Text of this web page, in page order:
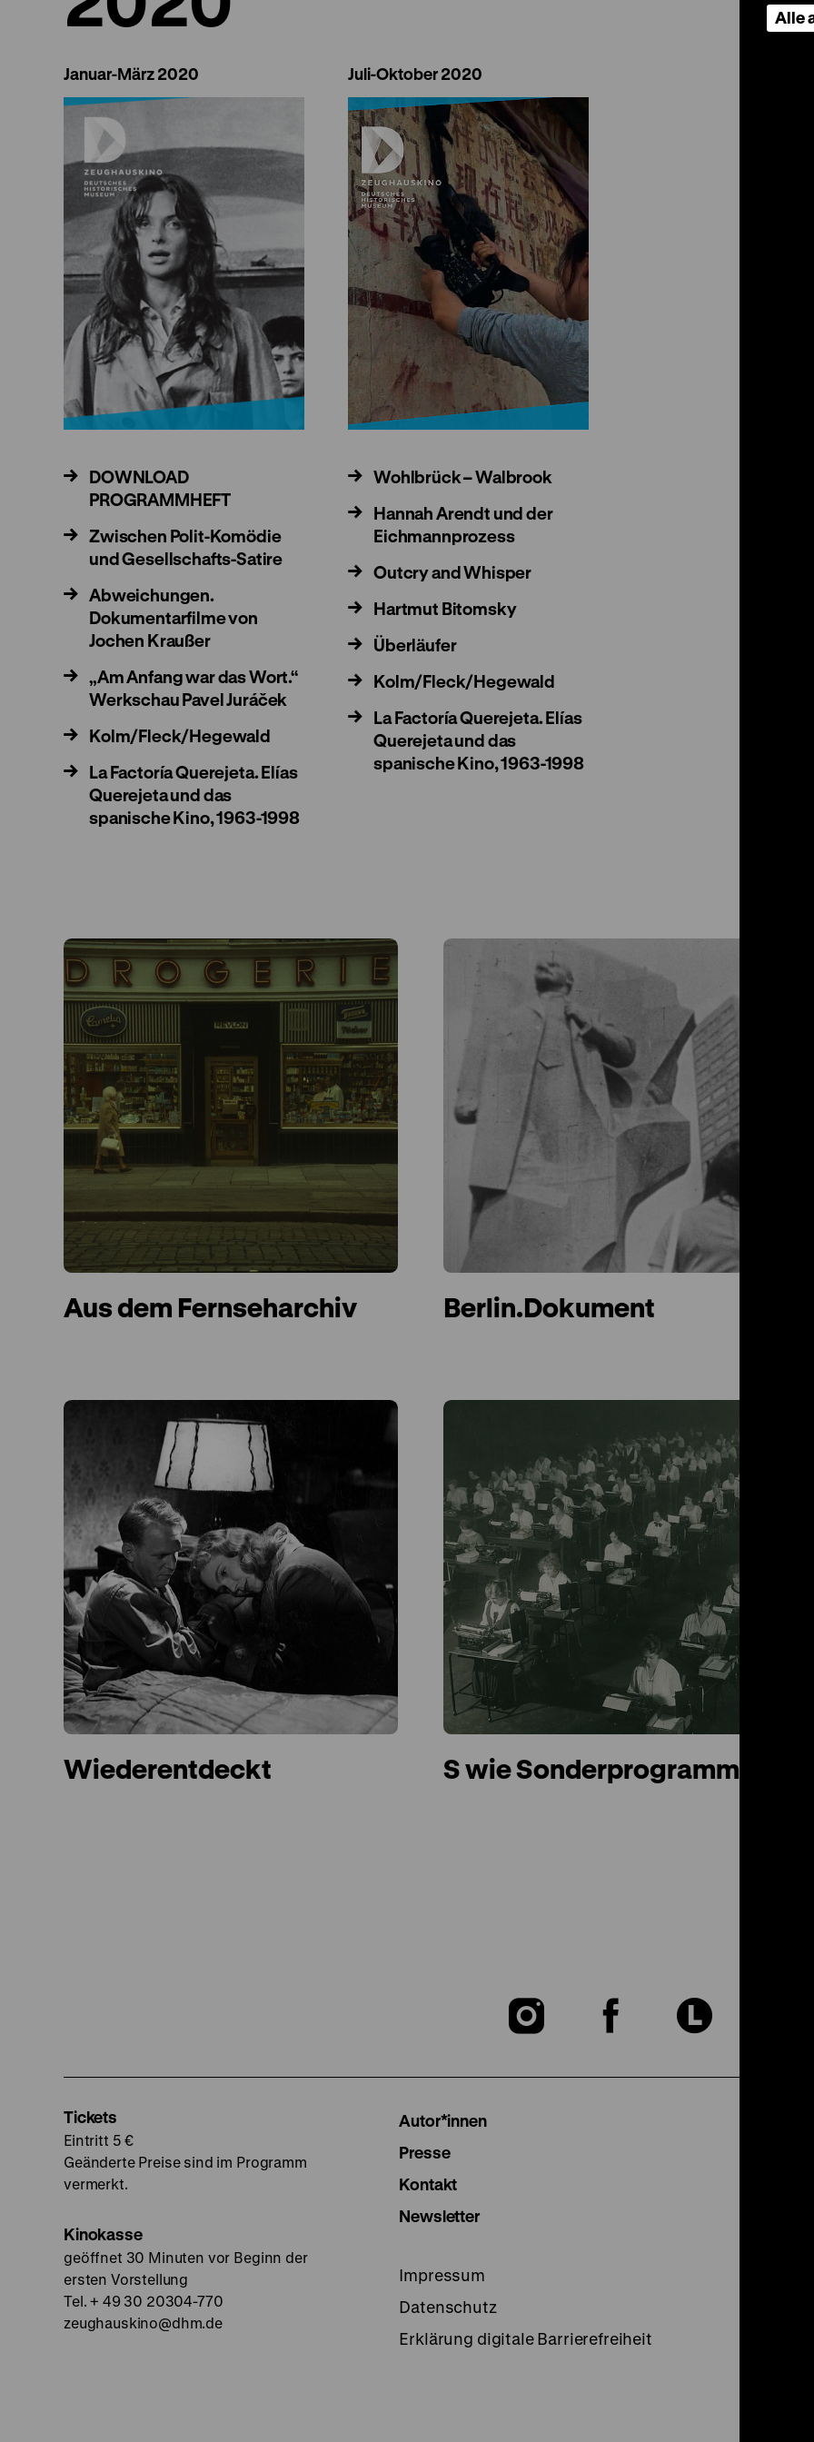
Januar-März 2020
DOWNLOAD
PROGRAMMHEFT
Zwischen Polit-Komödie
und Gesellschafts-Satire
Abweichungen.
Dokumentarfilme von
Jochen Kraußer
„Am Anfang war das Wort.“
Werkschau Pavel Juráček
Kolm/Fleck/Hegewald
La Factoría Querejeta. Elías
Querejeta und das
spanische Kino, 1963-1998
Juli-Oktober 2020
Wohlbrück – Walbrook
Hannah Arendt und der
Eichmannprozess
Outcry and Whisper
Hartmut Bitomsky
Überläufer
Kolm/Fleck/Hegewald
La Factoría Querejeta. Elías
Querejeta und das
spanische Kino, 1963-1998
Aus dem Fernseharchiv Berlin.Dokument
Wiederentdeckt S wie Sonderprogramm
Zu
Zu
Zu
Tickets
Eintritt 5 €
Geänderte Preise sind im Programm
vermerkt.
Kinokasse
geöffnet 30 Minuten vor Beginn der
ersten Vorstellung
Tel. + 49 30 20304-770
zeughauskino@dhm.de
Autor*innen
Presse
Kontakt
Newsletter
Impressum
Datenschutz
Erklärung digitale Barrierefreiheit
Alle